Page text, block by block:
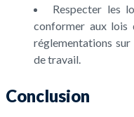
Respecter les
conformer aux lois
réglementations
de travail.
Conclusion